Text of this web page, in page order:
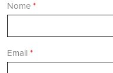
Nome *
Email *